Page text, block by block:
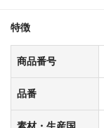
特徴
商品番号
品番
素材・生産国